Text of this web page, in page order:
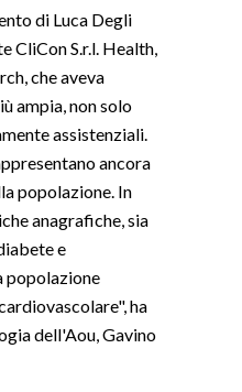
di Luca Degli
CliCon S.r.l. Health,
che aveva
ampia, non solo
assistenziali.
ancora
popolazione. In
anagrafiche, sia
e
popolazione
ha
dell'Aou, Gavino